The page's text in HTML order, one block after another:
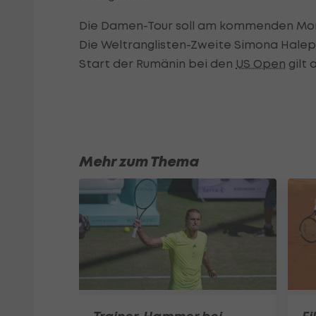
Die Damen-Tour soll am kommenden
Die Weltranglisten-Zweite Simona
Start der Rumänin bei den US Open gilt
Mehr zum Thema